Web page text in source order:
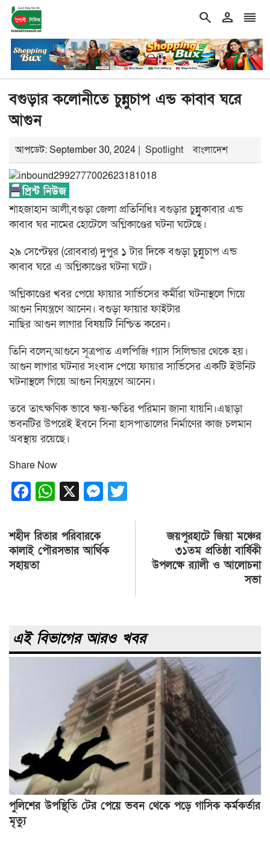
search person reorder
শিরোনাম
double_arrowগ্যাস–বিদ্যুৎ, দ্রব্যমূল্য নিয়ন্ত্রণ করতে না পারলে
বগুড়ার কলোনীতে চুন্নুচাপ এন্ড কাবাব ঘরে
আগুন
আপডেট: September 30, 2024 | Spotlight বাংলাদেশ
শাহজাহান আলী,বগুড়া জেলা প্রতিনিধিঃ বগুড়ার চুন্নুৃকাবার এন্ড
কাবাব ঘর নামের হোটেলে অগ্নিকাণ্ডের ঘটনা ঘটেছে।
২৯ সেপ্টেম্বর (রোববার) দুপুর ১ টার দিকে বগুড়া চুন্নুচাপ এন্ড
কাবাব ঘরে এ অগ্নিকাণ্ডের ঘটনা ঘটে।
অগ্নিকাণ্ডের খবর পেয়ে ফায়ার সার্ভিসের কর্মীরা ঘটনাস্থলে গিয়ে
আগুন নিযন্ত্রণে আনেন। বগুড়া ফায়ার ফাইটার
নাছির আগুন লাগার বিষয়টি নিশ্চিত করেন।
তিনি বলেন,আগুনে সূত্রপাত এলপিজি গ্যাস সিলিন্ডার থেকে হয়।
আগুন লাগার ঘটনার সংবাদ পেয়ে ফায়ার সার্ভিসের একটি ইউনিট
ঘটনাস্থলে গিয়ে আগুন নিযন্ত্রণে আনেন।
তবে তাৎক্ষণিক ভাবে ক্ষয়-ক্ষতির পরিমান জানা যায়নি।এছাড়া
ভবনটির উপরেই ইবনে সিনা হাসপাতালের নির্মাণের কাজ চলমান
অবস্থায় রয়েছে।
Share Now
Facebook
WhatsApp
X Messenger
Post
navigation
শহীদ রিতার পরিবারকে
কালাই পৌরসভার আর্থিক
সহায়তা
জয়পুরহাটে জিয়া মঞ্চের
৩১তম প্রতিষ্ঠা বার্ষিকী
উপলক্ষে র‍্যালী ও আলোচনা
সভা
এই বিভাগের আরও খবর
পুলিশের উপস্থিতি টের পেয়ে ভবন থেকে পড়ে গাসিক কর্মকর্তার
মৃত্যু